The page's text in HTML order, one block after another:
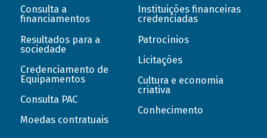
Consulta a
financiamentos
Resultados para a
sociedade
Credenciamento de
Equipamentos
Consulta PAC
Moedas contratuais
Instituições financeiras
credenciadas
Patrocínios
Licitações
Cultura e economia
criativa
Conhecimento